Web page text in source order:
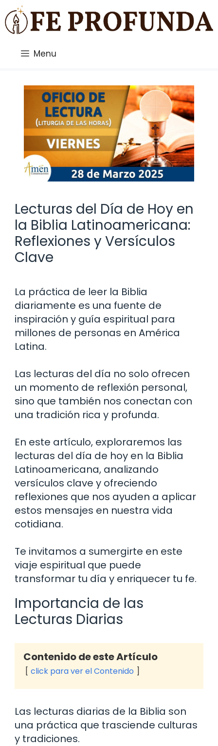
Saltar
al
contenido
Menu
Lecturas del Día de Hoy en
la Biblia Latinoamericana:
Reflexiones y Versículos
Clave
La práctica de leer la Biblia
diariamente es una fuente de
inspiración y guía espiritual para
millones de personas en América
Latina.
Las lecturas del día no solo ofrecen
un momento de reflexión personal,
sino que también nos conectan con
una tradición rica y profunda.
En este artículo, exploraremos las
lecturas del día de hoy en la Biblia
Latinoamericana, analizando
versículos clave y ofreciendo
reflexiones que nos ayuden a aplicar
estos mensajes en nuestra vida
cotidiana.
Te invitamos a sumergirte en este
viaje espiritual que puede
transformar tu día y enriquecer tu fe.
Importancia de las
Lecturas Diarias
Contenido de este Artículo
click para ver el Contenido
Las lecturas diarias de la Biblia son
una práctica que trasciende culturas
y tradiciones.